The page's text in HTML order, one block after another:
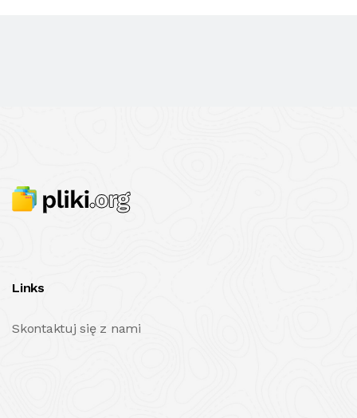
Links
Skontaktuj się z nami